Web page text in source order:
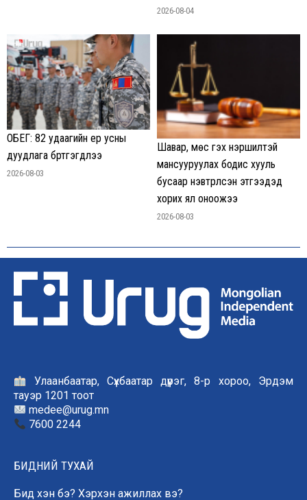
2026-08-04
ОБЕГ: 82 удаагийн үер усны
дуудлага бүртгэгдлээ
2026-08-03
Шавар, мөс гэх нэршилтэй
мансууруулах бодис хууль
бусаар нэвтрүүлсэн этгээдэд
хорих ял оноожээ
2026-08-03
Улаанбаатар, Сүхбаатар дүүрэг, 8-р хороо, Эрдэм
тауэр 1201 тоот
medee@urug.mn
7600 2244
БИДНИЙ ТУХАЙ
Бид хэн бэ? Хэрхэн ажиллах вэ?